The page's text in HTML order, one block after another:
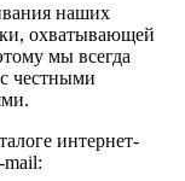
наших
охватывающей
мы всегда
честными
интернет-